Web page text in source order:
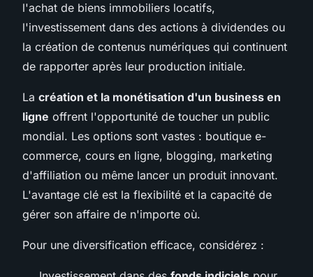
l'achat de biens immobiliers locatifs,
l'investissement dans des actions à dividendes ou
la création de contenus numériques qui continuent
de rapporter après leur production initiale.
La création et la monétisation d'un business en
ligne offrent l'opportunité de toucher un public
mondial. Les options sont vastes : boutique e-
commerce, cours en ligne, blogging, marketing
d'affiliation ou même lancer un produit innovant.
L'avantage clé est la flexibilité et la capacité de
gérer son affaire de n'importe où.
Pour une diversification efficace, considérez :